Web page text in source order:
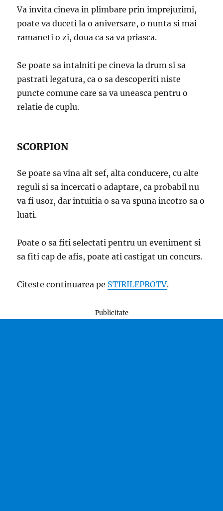
Va invita cineva in plimbare prin imprejurimi,
poate va duceti la o aniversare, o nunta si mai
ramaneti o zi, doua ca sa va priasca.
Se poate sa intalniti pe cineva la drum si sa
pastrati legatura, ca o sa descoperiti niste
puncte comune care sa va uneasca pentru o
relatie de cuplu.
SCORPION
Se poate sa vina alt sef, alta conducere, cu alte
reguli si sa incercati o adaptare, ca probabil nu
va fi usor, dar intuitia o sa va spuna incotro sa o
luati.
Poate o sa fiti selectati pentru un eveniment si
sa fiti cap de afis, poate ati castigat un concurs.
Citeste continuarea pe STIRILEPROTV.
Publicitate